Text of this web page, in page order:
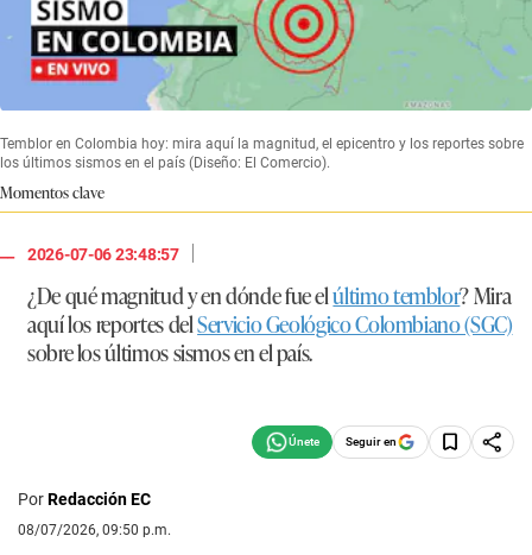
Temblor en Colombia hoy: mira aquí la magnitud, el epicentro y los reportes sobre
los últimos sismos en el país (Diseño: El Comercio).
Momentos clave
2026-07-06 23:48:57
|
¿De qué magnitud y en dónde fue elúltimo temblor? Mira
aquí los reportes delServicio Geológico Colombiano (SGC)
sobre los últimos sismos en el país.
Seguir en
PorRedacción EC
08/07/2026, 09:50 p.m.